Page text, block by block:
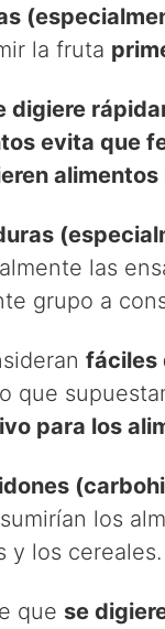
la fruta
digiere
evita que
alimentos
las
grupo a
fáciles
que
para los
los
y los cereales.
que se